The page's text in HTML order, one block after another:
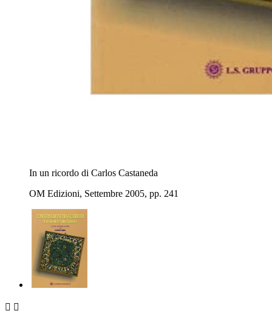
In un ricordo di Carlos Castaneda
OM Edizioni, Settembre 2005, pp. 241
 